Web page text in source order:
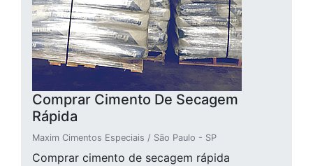
Comprar Cimento De Secagem
Rápida
Maxim Cimentos Especiais / São Paulo - SP
Comprar cimento de secagem rápida